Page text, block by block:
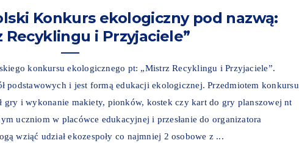
Konkurs ekologiczny pod nazwą:
Recyklingu i Przyjaciele”
konkursu ekologicznego pt: „Mistrz Recyklingu i Przyjaciele”.
podstawowych i jest formą edukacji ekologicznej. Przedmiotem konkursu
gry i wykonanie makiety, pionków, kostek czy kart do gry planszowej nt
uczniom w placówce edukacyjnej i przesłanie do organizatora
wziąć udział ekozespoły co najmniej 2 osobowe z ...